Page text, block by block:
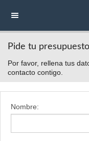
NAVEGACIÓN
HOME
Pide tu
Por favor, rellena tus
contacto contigo.
Nombre: